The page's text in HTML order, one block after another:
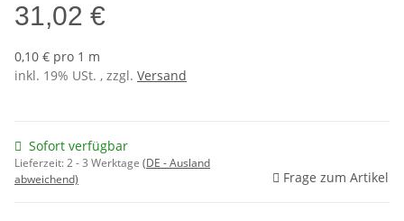
31,02 €
0,10 € pro 1 m
inkl. 19% USt. , zzgl. Versand
Sofort verfügbar
Lieferzeit:2 - 3 Werktage (DE - Ausland
abweichend)
Frage zum Artikel